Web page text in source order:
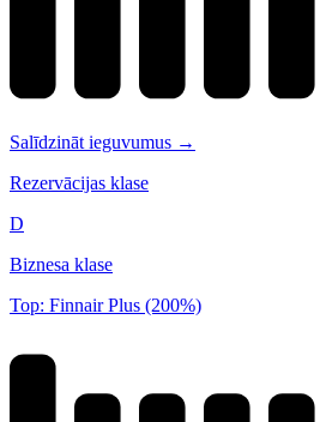
Salīdzināt ieguvumus →
Rezervācijas klase
D
Biznesa klase
Top: Finnair Plus (200%)